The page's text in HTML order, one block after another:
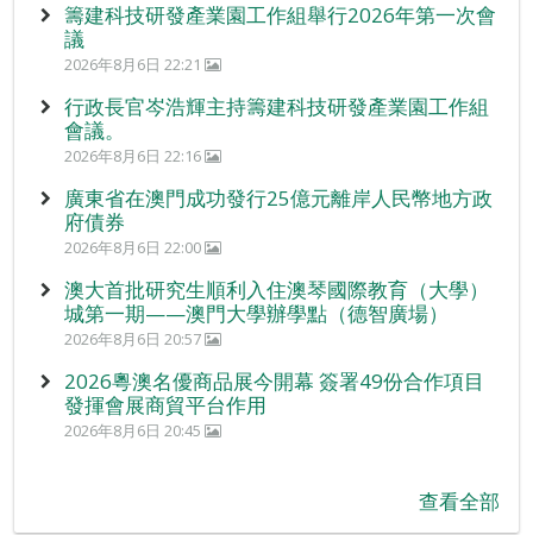
籌建科技研發產業園工作組舉行2026年第一次會
議
2026年8月6日 22:21
行政長官岑浩輝主持籌建科技研發產業園工作組
會議。
2026年8月6日 22:16
廣東省在澳門成功發行25億元離岸人民幣地方政
府債券
2026年8月6日 22:00
澳大首批研究生順利入住澳琴國際教育（大學）
城第一期——澳門大學辦學點（德智廣場）
2026年8月6日 20:57
2026粵澳名優商品展今開幕 簽署49份合作項目
發揮會展商貿平台作用
2026年8月6日 20:45
查看全部